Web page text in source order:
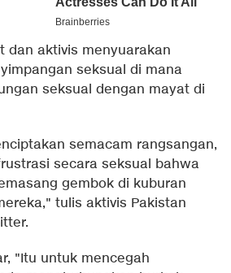
dan aktivis menyuarakan
seksual di mana
seksual dengan mayat di
semacam rangsangan,
secara seksual bahwa
gembok di kuburan
tulis aktivis Pakistan
"Itu untuk mencegah